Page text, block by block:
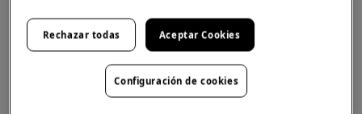
Descubre la nueva colección de Calzado de Niña. Variedad de diseños y
coloresRechazar todas Aceptar Cookies
Configuración de cookies